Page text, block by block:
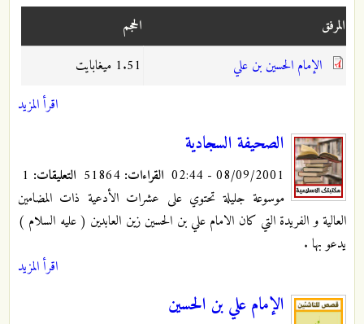
المرفق
الحجم
الإمام الحسين بن علي
1.51 ميغابايت
اقرأ المزيد
الصحيفة السجادية
08/09/2001 - 02:44 القراءات: التعليقات:
موسوعة جليلة تحتوي على عشرات الأدعية ذات المضامين
العالية و الفريدة التي كان الامام علي بن الحسين زين العابدين ( عليه السلام )
يدعو بها .
اقرأ المزيد
الإمام علي بن الحسين